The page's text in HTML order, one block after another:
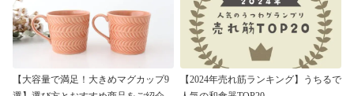
【大容量で満足！大きめマグカップ9
【2024年売れ筋ランキング】うちるで